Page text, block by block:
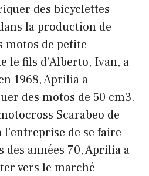
des bicyclettes
la production de
motos de petite
le fils d’Alberto, Ivan, a
1968, Aprilia a
des motos de 50 cm3.
Scarabeo de
de se faire
années 70, Aprilia a
vers le marché